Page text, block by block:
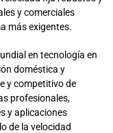
y comerciales
más exigentes.
en tecnología en
doméstica y
y competitivo de
profesionales,
y aplicaciones
de la velocidad